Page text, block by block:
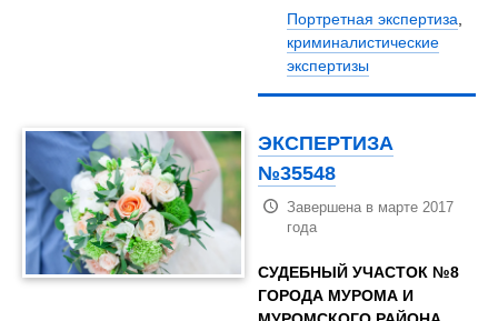
Портретная экспертиза,
криминалистические
экспертизы
ЭКСПЕРТИЗА
№35548
Завершена в марте 2017
года
СУДЕБНЫЙ УЧАСТОК №8
ГОРОДА МУРОМА И